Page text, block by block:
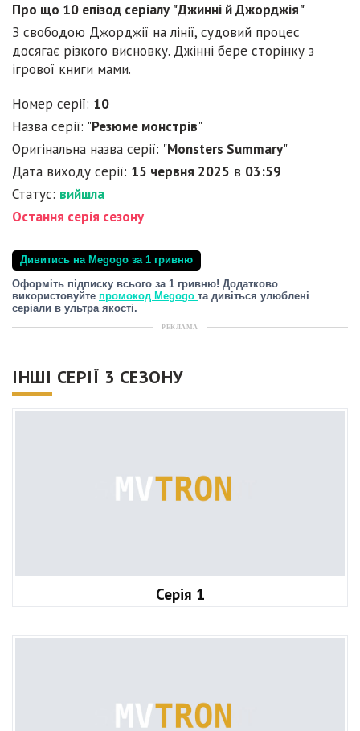
Про що 10 епізод серіалу "Джинні й Джорджія"
З свободою Джорджії на лінії, судовий процес
досягає різкого висновку. Джінні бере сторінку з
ігрової книги мами.
Номер серії: 10
Назва серії: "Резюме монстрів"
Оригінальна назва серії: "Monsters Summary"
Дата виходу серії: 15 червня 2025 в 03:59
Статус: вийшла
Остання серія сезону
Дивитись на Megogo за 1 гривню
Оформіть підписку всього за 1 гривню! Додатково
використовуйте промокод Megogo та дивіться улюблені
серіали в ультра якості.
РЕКЛАМА
ІНШІ СЕРІЇ 3 СЕЗОНУ
Серія 1